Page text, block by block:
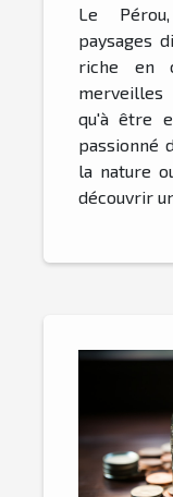
Le
paysages
riche en
merveilles
qu'à être
passionné
la nature
découvrir